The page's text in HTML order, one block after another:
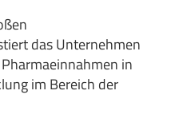
das Unternehmen
in
im Bereich der